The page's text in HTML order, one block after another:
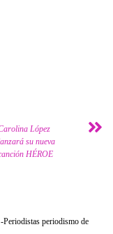
López
su nueva
HÉROE
periodismo de